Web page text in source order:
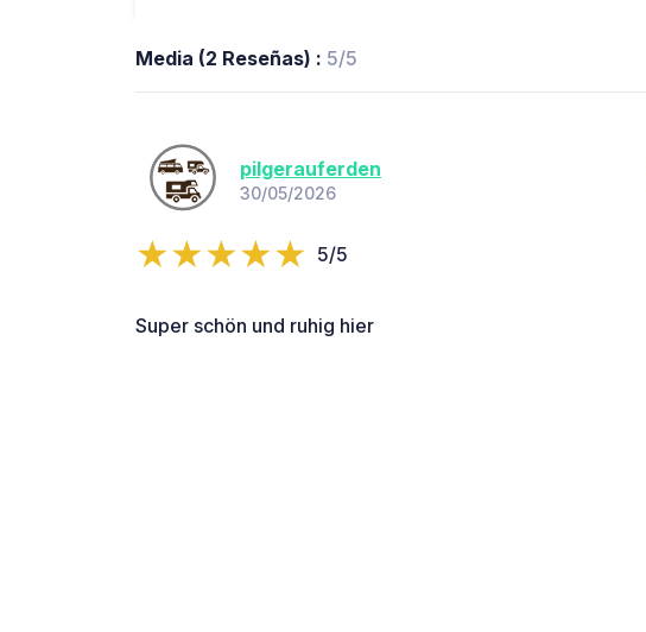
Media (2 Reseñas) : 5/5
pilgerauferden
30/05/2026
5/5
Super schön und ruhig hier